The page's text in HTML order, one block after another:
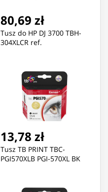
80,69 zł
Tusz do HP DJ 3700 TBH-
304XLCR ref.
13,78 zł
Tusz TB PRINT TBC-
PGI570XLB PGI-570XL BK